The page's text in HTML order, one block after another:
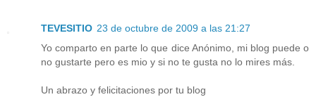
TEVESITIO 23 de octubre de 2009 a las 21:27
Yo comparto en parte lo que dice Anónimo, mi blog puede o
no gustarte pero es mio y si no te gusta no lo mires más.
Un abrazo y felicitaciones por tu blog